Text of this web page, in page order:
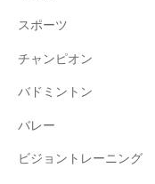
スポーツ
チャンピオン
バドミントン
バレー
ビジョントレーニング